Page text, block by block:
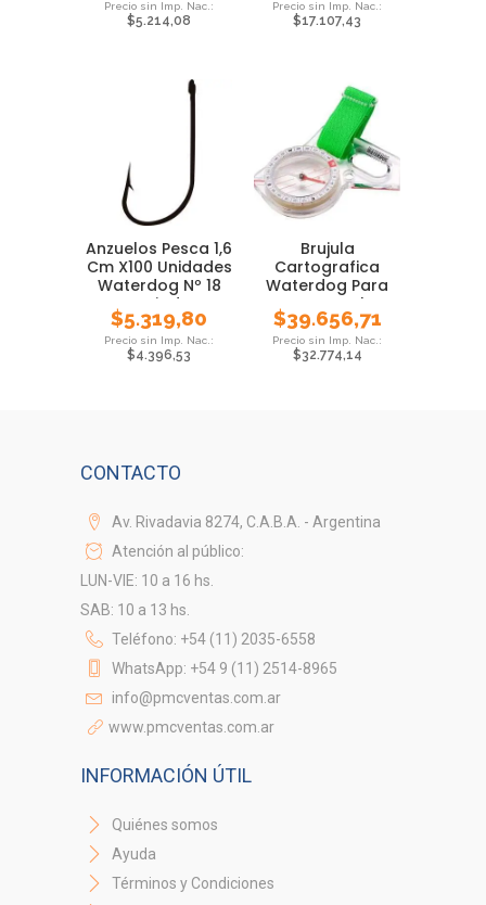
$5.214,08 $17.107,43
Anzuelos Pesca 1,6
Cm X100 Unidades
Waterdog Nº 18
Variada
$5.319,80
$4.396,53
Brujula
Cartografica
Waterdog Para
Mapa Regla
Pmcventas
$39.656,71
$32.774,14
CONTACTO
Av. Rivadavia 8274, C.A.B.A. - Argentina
Atención al público:
LUN-VIE: 10 a 16 hs.
SAB: 10 a 13 hs.
Teléfono: +54 (11) 2035-6558
WhatsApp: +54 9 (11) 2514-8965
info@pmcventas.com.ar
www.pmcventas.com.ar
INFORMACIÓN ÚTIL
Quiénes somos
Ayuda
Términos y Condiciones